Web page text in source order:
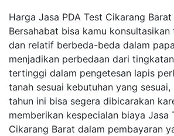
Harga Jasa PDA Test Cikarang
Bersahabat bisa kamu konsultasikan
dan relatif berbeda-beda dalam
menjadikan perbedaan dari
tertinggi dalam pengetesan lapis
tanah sesuai kebutuhan yang
tahun ini bisa segera dibicarakan
memberikan kespecialan biaya Jasa
Cikarang Barat dalam pembayaran